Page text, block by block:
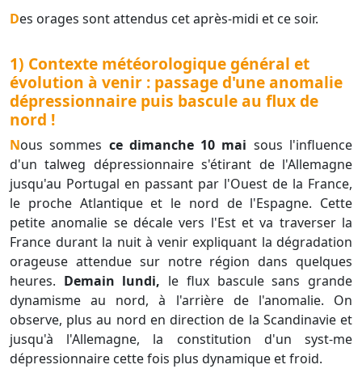
Des orages sont attendus cet après-midi et ce soir.
1) Contexte météorologique général et
évolution à venir : passage d'une anomalie
dépressionnaire puis bascule au flux de
nord !
Nous sommes ce dimanche 10 mai sous l'influence
d'un talweg dépressionnaire s'étirant de l'Allemagne
jusqu'au Portugal en passant par l'Ouest de la France,
le proche Atlantique et le nord de l'Espagne. Cette
petite anomalie se décale vers l'Est et va traverser la
France durant la nuit à venir expliquant la dégradation
orageuse attendue sur notre région dans quelques
heures. Demain lundi, le flux bascule sans grande
dynamisme au nord, à l'arrière de l'anomalie. On
observe, plus au nord en direction de la Scandinavie et
jusqu'à l'Allemagne, la constitution d'un syst-me
dépressionnaire cette fois plus dynamique et froid.